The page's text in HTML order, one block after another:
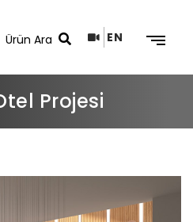
EN
Projesi